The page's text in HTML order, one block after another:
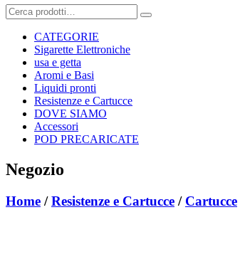
Cerca:
CATEGORIE
Sigarette Elettroniche
usa e getta
Aromi e Basi
Liquidi pronti
Resistenze e Cartucce
DOVE SIAMO
Accessori
POD PRECARICATE
Negozio
Home /Resistenze e Cartucce / Cartucce